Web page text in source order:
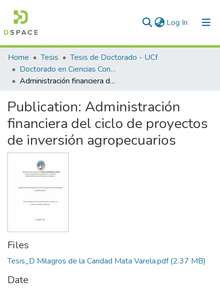
Log In (current)
Communities & Collections
All of DSpace
Home Tesis
Tesis de Doctorado - UCf
Doctorado en Ciencias Contables y Financieras.
Administración financiera del ciclo de proyectos de inversión agropecuarios
Publication: Administración
financiera del ciclo de proyectos
de inversión agropecuarios
Files
Tesis_D Milagros de la Caridad Mata Varela.pdf(2.37 MB)
Date